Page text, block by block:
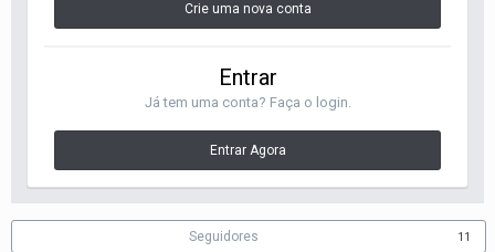
Crie uma nova conta
Entrar
Já tem uma conta? Faça o login.
Entrar Agora
Seguidores 11